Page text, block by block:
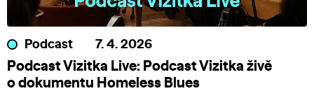
Podcast 7. 4. 2026
Podcast Vizitka Live: Podcast Vizitka živě
o dokumentu Homeless Blues